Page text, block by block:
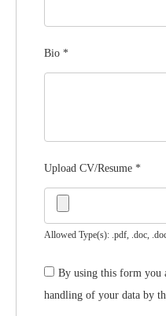
Bio *
Upload CV/Resume *
Allowed Type(s): .pdf, .doc,
By using this form you
handling of your data by